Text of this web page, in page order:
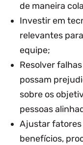
de maneira
Investir em
relevantes
equipe;
Resolver
possam
sobre os
pessoas
Ajustar fatores
benefícios,